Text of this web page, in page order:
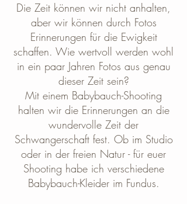
Die Zeit können wir nicht anhalten,
aber wir können durch Fotos
Erinnerungen für die Ewigkeit
schaffen. Wie wertvoll werden wohl
in ein paar Jahren Fotos aus genau
dieser Zeit sein?
Mit einem Babybauch-Shooting
halten wir die Erinnerungen an die
wundervolle Zeit der
Schwangerschaft fest. Ob im Studio
oder in der freien Natur - für euer
Shooting habe ich verschiedene
Babybauch-Kleider im Fundus.